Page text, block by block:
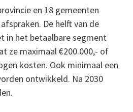
en 18 gemeenten
De helft van de
in het betaalbare segment
ze maximaal €200.000,- of
kosten. Ook minimaal een
ontwikkeld. Na 2030